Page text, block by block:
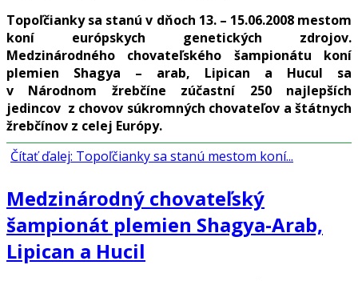
Topoľčianky sa stanú v dňoch 13. – 15.06.2008 mestom
koní európskych genetických zdrojov.
Medzinárodného chovateľského šampionátu koní
plemien Shagya – arab, Lipican a Hucul sa
v Národnom žrebčíne zúčastní 250 najlepších
jedincov z chovov súkromných chovateľov a štátnych
žrebčínov z celej Európy.
Čítať ďalej: Topoľčianky sa stanú mestom koní...
Medzinárodný chovateľský
šampionát plemien Shagya-Arab,
Lipican a Hucil